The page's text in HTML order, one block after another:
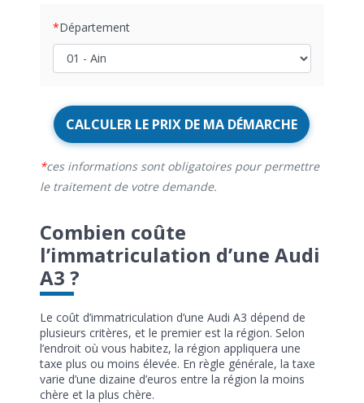
Département
CALCULER LE PRIX DE MA DÉMARCHE
ces informations sont obligatoires pour permettre
le traitement de votre demande.
Combien coûte
l’immatriculation d’une Audi
A3 ?
Le coût d’immatriculation d’une Audi A3 dépend de
plusieurs critères, et le premier est la région. Selon
l’endroit où vous habitez, la région appliquera une
taxe plus ou moins élevée. En règle générale, la taxe
varie d’une dizaine d’euros entre la région la moins
chère et la plus chère.